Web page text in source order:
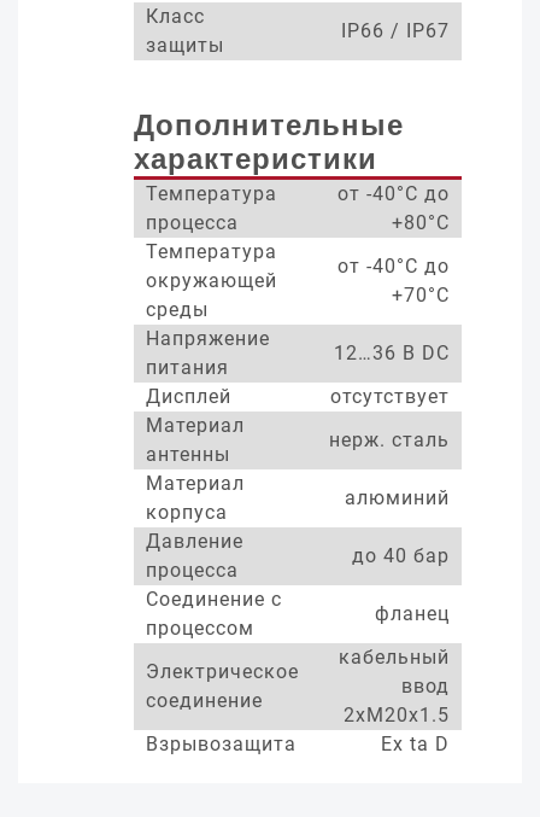
Класс
защиты
IP66 / IP67
Дополнительные
характеристики
Температура
процесса
от -40°С до
+80°С
Температура
окружающей
среды
от -40°С до
+70°С
Напряжение
питания
12…36 В DC
Дисплей
отсутствует
Материал
антенны
нерж. сталь
Материал
корпуса
алюминий
Давление
процесса
до 40 бар
Соединение с
процессом
фланец
Электрическое
соединение
кабельный
ввод
2xM20x1.5
Взрывозащита
Ex ta D